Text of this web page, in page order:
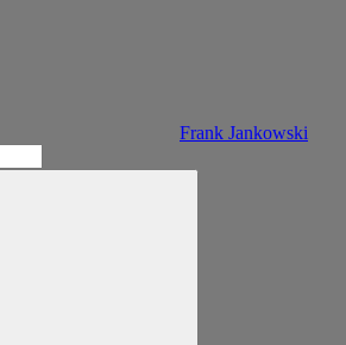
Frank Jankowski